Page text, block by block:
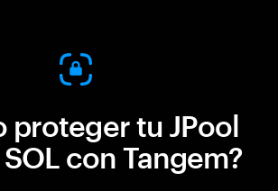
proteger tu JPool
con Tangem?